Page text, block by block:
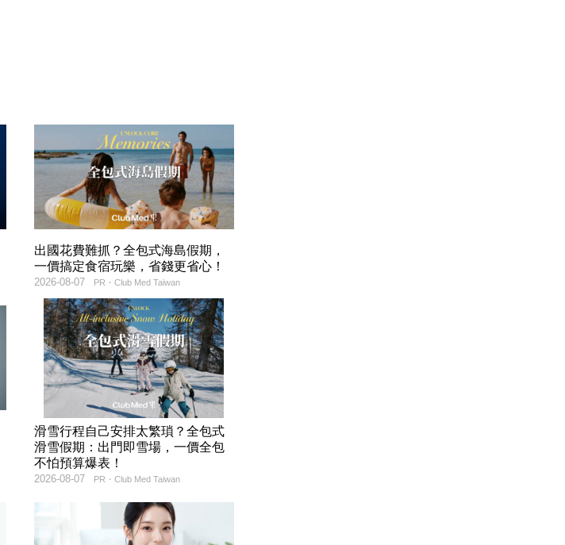
出國花費難抓？全包式海島假期，
一價搞定食宿玩樂，省錢更省心！
PR・Club Med Taiwan
2026-08-07
滑雪行程自己安排太繁瑣？全包式
滑雪假期：出門即雪場，一價全包
不怕預算爆表！
PR・Club Med Taiwan
2026-08-07